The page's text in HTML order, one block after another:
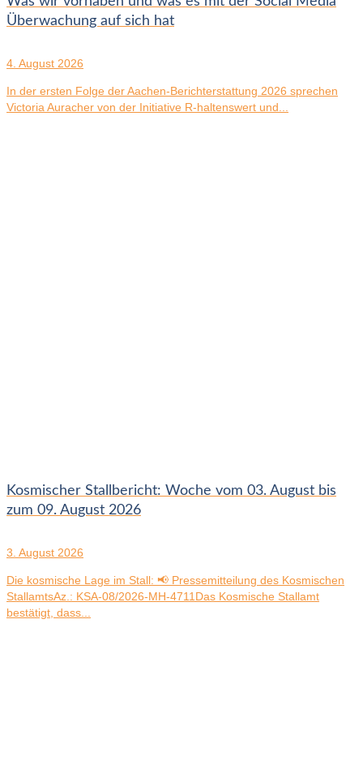
Überwachung auf sich hat
4. August 2026
In der ersten Folge der Aachen-Berichterstattung 2026 sprechen
Victoria Auracher von der Initiative R-haltenswert und...
Kosmischer Stallbericht: Woche vom 03. August bis
zum 09. August 2026
3. August 2026
Die kosmische Lage im Stall: 📢 Pressemitteilung des Kosmischen
StallamtsAz.: KSA-08/2026-MH-4711Das Kosmische Stallamt
bestätigt, dass...